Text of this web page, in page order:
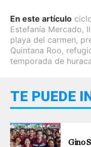
En este artículo
Estefanía Mercado,
playa del carmen,
Quintana Roo,
temporada de
TE PUEDE
Gino